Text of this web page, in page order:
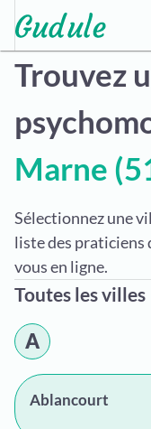
Trouvez
Marne
Sélectionnez une
liste des praticiens
vous en ligne.
Toutes les villes
A
Ablancourt